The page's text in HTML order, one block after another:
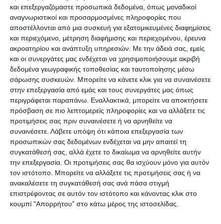
και επεξεργαζόμαστε προσωπικά δεδομένα, όπως μοναδικοί
αναγνωριστικοί και προσαρμοσμένες πληροφορίες που
αποστέλλονται από μια συσκευή για εξατομικευμένες διαφημίσεις
και περιεχόμενο, μέτρηση διαφήμισης και περιεχομένου, έρευνα
ακροατηρίου και ανάπτυξη υπηρεσιών. Με την άδειά σας, εμείς
και οι συνεργάτες μας ενδέχεται να χρησιμοποιήσουμε ακριβή
δεδομένα γεωγραφικής τοποθεσίας και ταυτοποίησης μέσω
σάρωσης συσκευών. Μπορείτε να κάνετε κλικ για να συναινέσετε
στην επεξεργασία από εμάς και τους συνεργάτες μας όπως
περιγράφεται παραπάνω. Εναλλακτικά, μπορείτε να αποκτήσετε
πρόσβαση σε πιο λεπτομερείς πληροφορίες και να αλλάξετε τις
προτιμήσεις σας πριν συναινέσετε ή να αρνηθείτε να
συναινέσετε. Λάβετε υπόψη ότι κάποια επεξεργασία των
προσωπικών σας δεδομένων ενδέχεται να μην απαιτεί τη
συγκατάθεσή σας, αλλά έχετε το δικαίωμα να αρνηθείτε αυτήν
την επεξεργασία. Οι προτιμήσεις σας θα ισχύουν μόνο για αυτόν
τον ιστότοπο. Μπορείτε να αλλάξετε τις προτιμήσεις σας ή να
ανακαλέσετε τη συγκατάθεσή σας ανά πάσα στιγμή
επιστρέφοντας σε αυτόν τον ιστότοπο και κάνοντας κλικ στο
κουμπί "Απορρήτου" στο κάτω μέρος της ιστοσελίδας.
συγγραφείς γράφουν κάθε χρόνο ένα βιβλίο. Και
οι εκδότες περίμεναν το άνοιγμα του
λιανεμπορίου για να διαφημίσουν καλύτερα τις
εκδόσεις τους», αναφέρει η Μ. Μωραϊτη.
Οι προετοιμασίες έχουν ξεκινήσει και στα
κοσμηματοπωλεία. Ο Ιωσήφ Ρουσσανίδης είναι
ένας από τους πιο παλιούς χρυσοχόους της
Αθήνας. Στη διάρκεια της καραντίνας βλέπει
κόσμο που, όπως λέει, δεν παίρνει την κατάσταση
στα σοβαρά: «Κυκλοφορούν χωρίς μάσκες, στα
καφέ απ’ έξω μαζεύεται κόσμος… Και εμείς
ήμασταν κλειστά», περιγράφει. «Τα μαγαζιά τα
δικά μας δεν περνάνε τα 70 τετραγωνικά», λέει
στο ΑΠΕ-ΜΠΕ ο Ι. Ρουσσανίδης, το χρυσοχοΐο του